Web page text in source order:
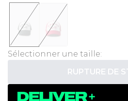
Sélectionner une taille:
RUPTURE DE